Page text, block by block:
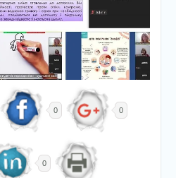
0 0
0